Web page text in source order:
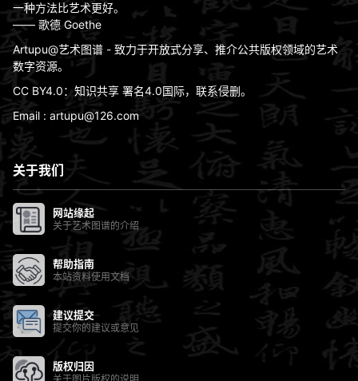
一种方法比艺术更好。
—— 歌德 Goethe
Artupu@艺术图谱 - 致力于开放式分享、推介公共版权领域的艺术
数字资源。
CC BY4.0：知识共享 署名4.0国际，联系侵删。
Email : artupu@126.com
关于我们
网站缘起
关于艺术图谱的介绍
帮助指南
本站资料使用文档
建议提交
提交你的建议或意见
版权归因